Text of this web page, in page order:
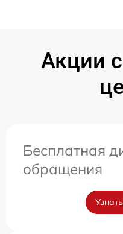
Акции
Бесплатная
обращения